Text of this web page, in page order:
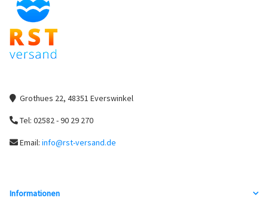
Grothues 22, 48351 Everswinkel
Tel: 02582 - 90 29 270
Email: info@rst-versand.de
Informationen